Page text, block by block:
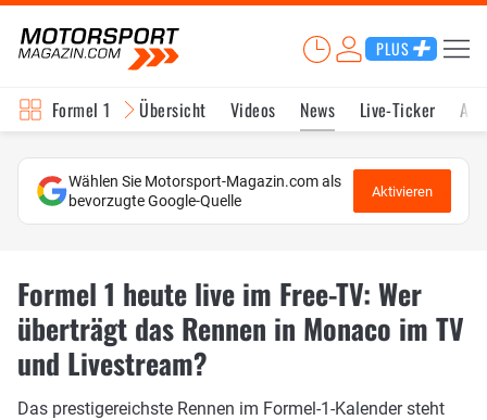
PLUS
Formel 1 Übersicht Videos News Live-Ticker
Wählen Sie Motorsport-Magazin.com als
bevorzugte Google-Quelle
Aktivieren
Formel 1 heute live im Free-TV: Wer
überträgt das Rennen in Monaco im TV
und Livestream?
Das prestigereichste Rennen im Formel-1-Kalender steht